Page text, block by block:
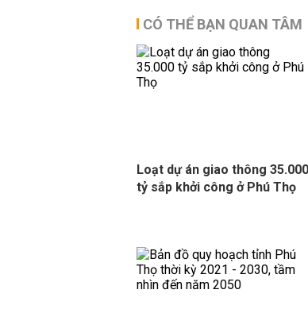
CÓ THỂ BẠN QUAN TÂM
Loạt dự án giao thông 35.000
tỷ sắp khởi công ở Phú Thọ